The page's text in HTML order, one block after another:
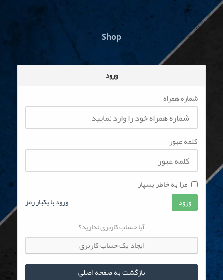
Shop
ورود
شماره همراه
کلمه عبور
مرا به خاطر بسپار
ورود
ورود با یکبار رمز
آیا حساب کاربری ندارید؟
ایجاد یک حساب کاربری
بازگشت به صفحه اصلی